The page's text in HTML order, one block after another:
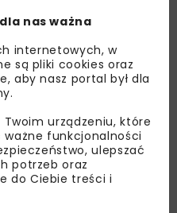
aby otrzymywać od
branżowe,
atrakcyjne oferty i
nas ważna
internetowych, w
są pliki cookies oraz
aby nasz portal był dla
urządzeniu, które
funkcjonalności
ulepszać
potrzeb oraz
do Ciebie treści i